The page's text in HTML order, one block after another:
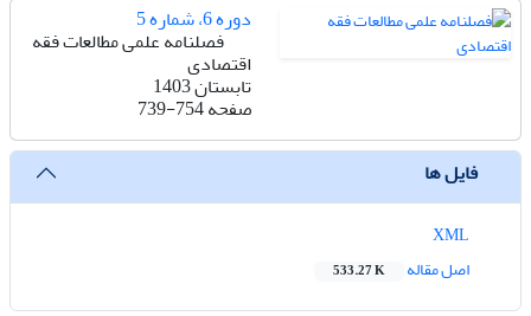
دوره 6، شماره 5
فصلنامه علمی مطالعات فقه
اقتصادی
تابستان 1403
صفحه739-754
فایل ها
اصل مقاله
533.27 K